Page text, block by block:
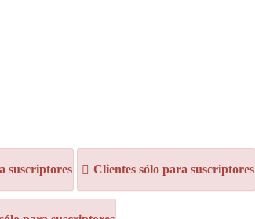
suscriptores Clientes sólo para suscriptores